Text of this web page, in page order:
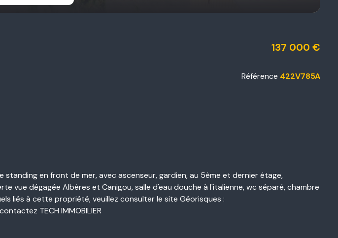
137 000 €
Référence 422V785A
de standing en front de mer, avec ascenseur, gardien, au 5ème et dernier étage,
vue dégagée Albères et Canigou, salle d'eau douche à l'italienne, wc séparé, chambre
liés à cette propriété, veuillez consulter le site Géorisques :
TECH IMMOBILIER